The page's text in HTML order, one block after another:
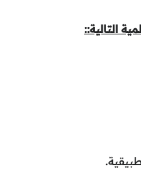
التالية::